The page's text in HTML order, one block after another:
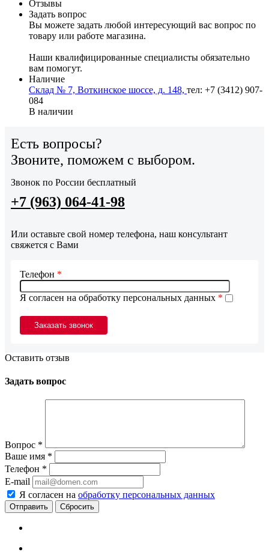
Отзывы
Задать вопрос
Вы можете задать любой интересующий вас вопрос по
товару или работе магазина.
Наши квалифицированные специалисты обязательно
вам помогут.
Наличие
Склад № 7, Воткинское шоссе, д. 148, тел: +7 (3412) 907-
084
В наличии
Есть вопросы?
Звоните, поможем с выбором.
Звонок по России бесплатный
+7 (963) 064-41-98
Или оставьте свой номер телефона, наш консультант
свяжется с Вами
Я согласен на обработку персональных данных *
Телефон *
Оставить отзыв
Задать вопрос
Вопрос *
Ваше имя *
Телефон *
E-mail
Я согласен на обработку персональных данных
Сбросить